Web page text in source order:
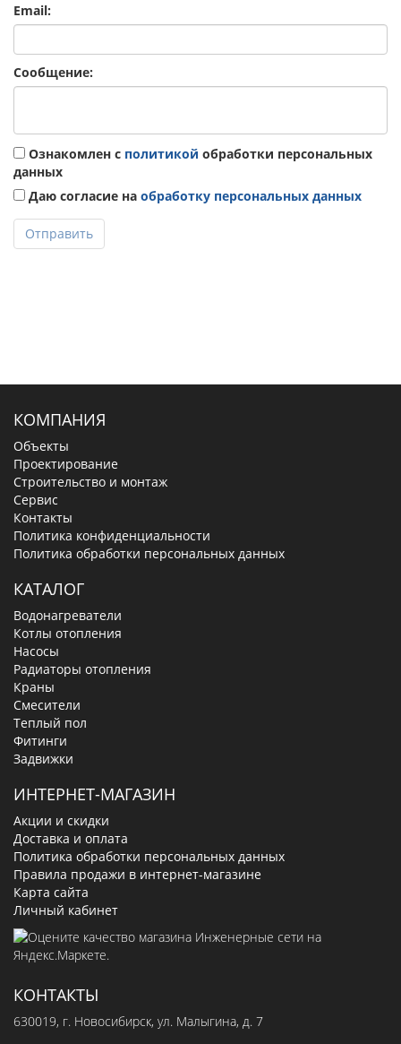
Email:
Сообщение:
Ознакомлен с политикой обработки персональных
данных
Даю согласие на обработку персональных данных
Отправить
КОМПАНИЯ
Объекты
Проектирование
Строительство и монтаж
Сервис
Контакты
Политика конфиденциальности
Политика обработки персональных данных
КАТАЛОГ
Водонагреватели
Котлы отопления
Насосы
Радиаторы отопления
Краны
Смесители
Теплый пол
Фитинги
Задвижки
ИНТЕРНЕТ-МАГАЗИН
Акции и скидки
Доставка и оплата
Политика обработки персональных данных
Правила продажи в интернет-магазине
Карта сайта
Личный кабинет
КОНТАКТЫ
630019, г. Новосибирск, ул. Малыгина, д. 7